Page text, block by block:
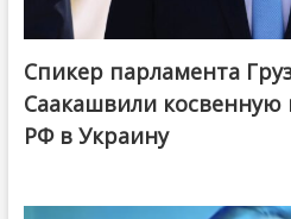
Спикер парламента
Саакашвили косвенную
РФ в Украину